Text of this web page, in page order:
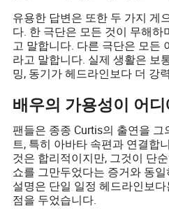
유용한 답변은 또한 두 가지 게
다. 한 극단은 모든 것이 무해
고 말합니다. 다른 극단은 모든
라고 말합니다. 실제 생활은 보
밍, 동기가 헤드라인보다 더 강
배우의 가용성이 어디
팬들은 종종 Curtis의 출연을
트, 특히 아바타 속편과 연결합
것은 합리적이지만, 그것이 단
쇼를 그만두었다는 증거와 동
설명은 단일 일정 헤드라인보
점을 두었습니다.